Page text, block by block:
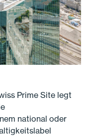
Prime Site legt
national oder